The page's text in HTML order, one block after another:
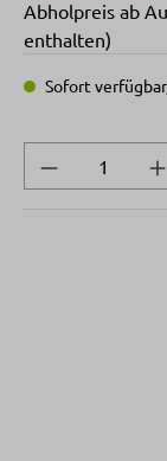
Abholpreis ab
enthalten)
Sofort
Produkt